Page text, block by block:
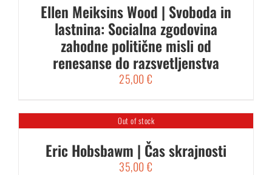
Ellen Meiksins Wood | Svoboda in
lastnina: Socialna zgodovina
zahodne politične misli od
renesanse do razsvetljenstva
25,00€
Out of stock
Eric Hobsbawm | Čas skrajnosti
35,00€